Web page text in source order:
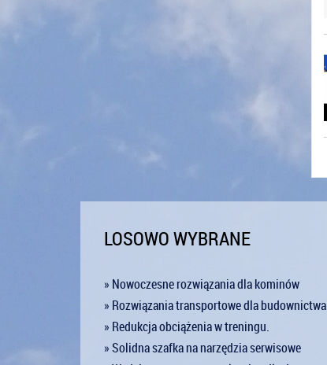
LOSOWO WYBRANE
» Nowoczesne rozwiązania dla kominów
» Rozwiązania transportowe dla budownictwa
» Redukcja obciążenia w treningu.
» Solidna szafka na narzędzia serwisowe